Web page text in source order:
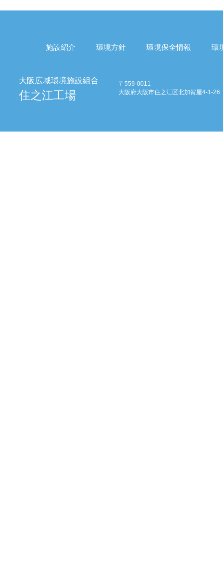
施設紹介 環境方針 環境保全情報 環
〒559-0011
大阪府大阪市住之江区北加賀屋4-1-26